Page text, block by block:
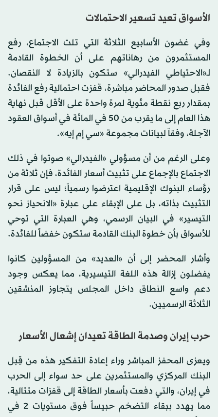
الأسواق تعيد تسعير الاحتمالات
وفي غضون الأسابيع الثلاثة التي تلت الاجتماع، رفع
المستثمرون من رهاناتهم على أن الخطوة القادمة
لـ«الاحتياطي الفيدرالي» ستكون بالزيادة لا النقصان.
فقبل صدور المحاضر مباشرة، قفزت احتمالية رفع الفائدة
بمقدار ربع نقطة مئوية لمرة واحدة على الأقل قبل نهاية
هذا العام إلى ما يقرب من 50 في المائة في أسواق العقود
الآجلة، وفقاً لبيانات مجموعة «سي إم إيه».
وعلى الرغم من أن مسؤولي «الفيدرالي» صوتوا في ذلك
الاجتماع بالإجماع على تثبيت أسعار الفائدة، فإن ثلاثة من
رؤساء البنوك الإقليمية اعترضوا رسمياً؛ ليس على قرار
التثبيت بذاته، بل على الإبقاء على عبارة «الانحياز نحو
التيسير» في البيان الرسمي، وهي العبارة التي توحي
للأسواق بأن خطوة البنك القادمة ستكون خفضاً للفائدة.
وأشار المحضر إلى أن «العديد» من المسؤولين كانوا
يفضلون إزالة هذه اللغة التيسيرية، مما يعكس وجود
دعم واسع النطاق داخل المجلس يتجاوز المنشقين
الثلاثة الرسميين.
حرب إيران وصدمة الطاقة تعيدان إشعال الأسعار
ويعزى المحفز المباشر وراء إعادة التفكير هذه من قِبل
البنك المركزي والمستثمرين على حد سواء إلى الحرب
في إيران، والتي دفعت بأسعار الطاقة إلى قفزات متتالية،
مما يهدد ببقاء التضخم حبيساً فوق مستويات 2 في